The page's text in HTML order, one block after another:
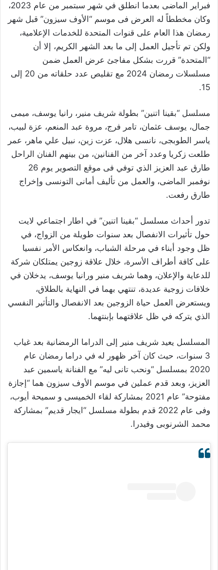
فبراير الماضى بعدما انطلق في شهر سبتمبر من عام 2023،
وكان مخططاً له العرض فى موسم “الأوف سيزون” قبل شهر
رمضان هذا العام على قنوات المتحدة للخدمات الإعلامية،
ولكن تم تأجيل العمل إلى ما بعد الشهر الكريم، إلا أن
“المتحدة” قررت بشكل مفاجئ عرض العمل ضمن
مسلسلات رمضان 2024 مع تقليص عدد حلقاته من 20 إلى
15.
مسلسل “بقينا اتنين” بطولة شريف منير، رانيا يوسف، ميمى
جمال، يوسف عثمان، تامر فرج، مروة عبد المنعم، عزة لبيب،
ياسر الطوبجى، نانسى هلال، عزت زين، نبيل علي ماهر، عمر
طلعت زكريا وعدد آخر من الفنانين، من بينهم الفنان الراحل
طارق عبد العزيز الذي توفي فى موقع التصوير يوم 26
نوفمبر الماضى، والعمل من تأليف أمانى التونسى وإخراج
طارق رفعت.
تدور أحداث مسلسل “بقينا اتنين” في اطار اجتماعي لايت
حول تأثيرات الانفصال بعد سنوات طويلة من الزواج، في
ظل وجود أبناء في مرحلة الشباب، وانعكاس الأمر نفسيا
على كافة أطراف الأسرة، خلال علاقة زوجين يمتلكان شركة
للدعاية والإعلان، وهما شريف منير ورانيا يوسف، يدخلان في
خلافات زوجية عديدة، تنتهي بهما في النهاية بالطلاق،
ويستعرض العمل حياة الزوجين بعد الانفصال والتأثير النفسي
الذي يتركه في ظل علاقتهما بإبنتهما.
المسلسل يعيد شريف منير إلى الدراما الرمضانية بعد غياب
3 سنوات، حيث كان آخر ظهور له في دراما رمضان عام
2020 بمسلسل “ونحب تانى ليه” مع الفنانة ياسمين عبد
العزيز، وبعد قدم عملين في موسم الأوف سيزون هما “إجازة
مفتوحة” عام 2021 بمشاركة لقاء الخميسى و سميحة أيوب،
وفى عام 2022 قدم بطولة مسلسل “ايجار قديم” بمشاركة
محمد الشرنوبى وفيدرا.